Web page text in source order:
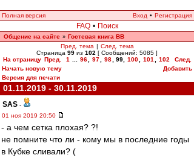
Полная версия Вход • Регистрация
FAQ • Поиск
Общение на сайте » Гостевая книга ВВ
Пред. тема | След. тема
Страница 99 из 102 [ Сообщений: 5085 ]
На страницу Пред. 1 96 97 98 99, 100 101 102
След.
Начать новую тему
Добавить
Версия для печати
01.11.2019 - 30.11.2019
SAS -
01 ноя 2019 20:50
- а чем сетка плохая? ?!
не помните что ли - кому мы в последние годы
в Кубке сливали? (